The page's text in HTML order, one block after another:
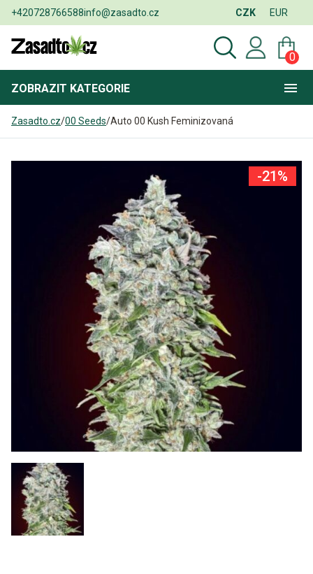
+420728766588info@zasadto.cz CZK EUR
0
ZOBRAZIT KATEGORIE
Zasadto.cz/00 Seeds/Auto 00 Kush Feminizovaná
-21%